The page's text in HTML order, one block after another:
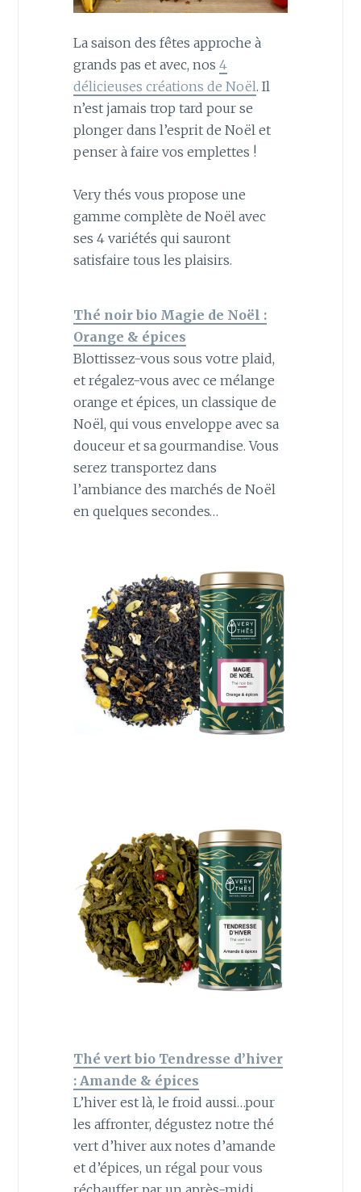
La saison des fêtes approche à
grands pas et avec, nos 4
délicieuses créations de Noël. Il
n’est jamais trop tard pour se
plonger dans l’esprit de Noël et
penser à faire vos emplettes !
Very thés vous propose une
gamme complète de Noël avec
ses 4 variétés qui sauront
satisfaire tous les plaisirs.
Thé noir bio Magie de Noël :
Orange & épices
Blottissez-vous sous votre plaid,
et régalez-vous avec ce mélange
orange et épices, un classique de
Noël, qui vous enveloppe avec sa
douceur et sa gourmandise. Vous
serez transportez dans
l’ambiance des marchés de Noël
en quelques secondes…
Thé vert bio Tendresse d’hiver
: Amande & épices
L’hiver est là, le froid aussi…pour
les affronter, dégustez notre thé
vert d’hiver aux notes d’amande
et d’épices, un régal pour vous